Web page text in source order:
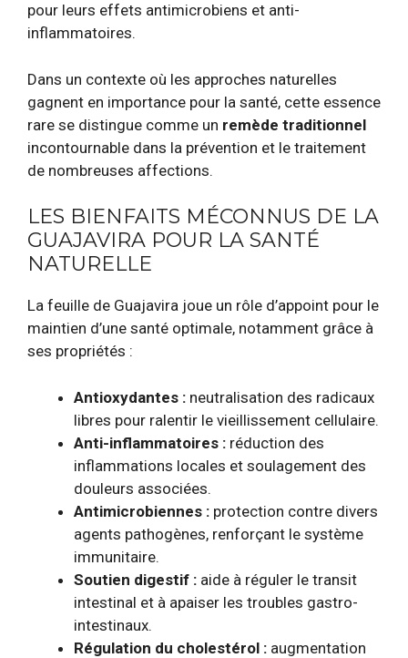
pour leurs effets antimicrobiens et anti-
inflammatoires.
Dans un contexte où les approches naturelles
gagnent en importance pour la santé, cette essence
rare se distingue comme un remède traditionnel
incontournable dans la prévention et le traitement
de nombreuses affections.
LES BIENFAITS MÉCONNUS DE LA
GUAJAVIRA POUR LA SANTÉ
NATURELLE
La feuille de Guajavira joue un rôle d’appoint pour le
maintien d’une santé optimale, notamment grâce à
ses propriétés :
Antioxydantes : neutralisation des radicaux
libres pour ralentir le vieillissement cellulaire.
Anti-inflammatoires : réduction des
inflammations locales et soulagement des
douleurs associées.
Antimicrobiennes : protection contre divers
agents pathogènes, renforçant le système
immunitaire.
Soutien digestif : aide à réguler le transit
intestinal et à apaiser les troubles gastro-
intestinaux.
Régulation du cholestérol : augmentation